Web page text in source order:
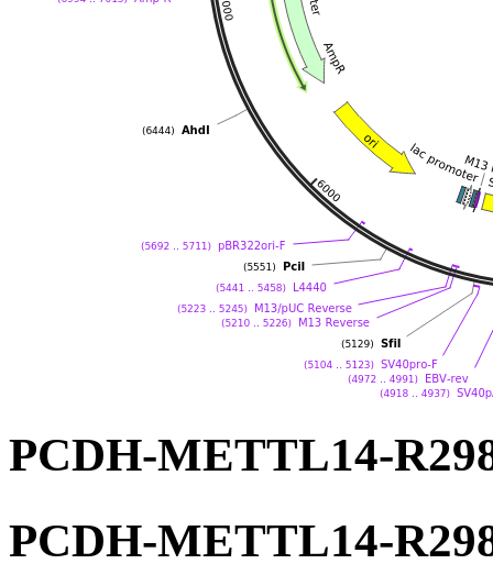
PCDH-METTL14-
PCDH-METTL14-